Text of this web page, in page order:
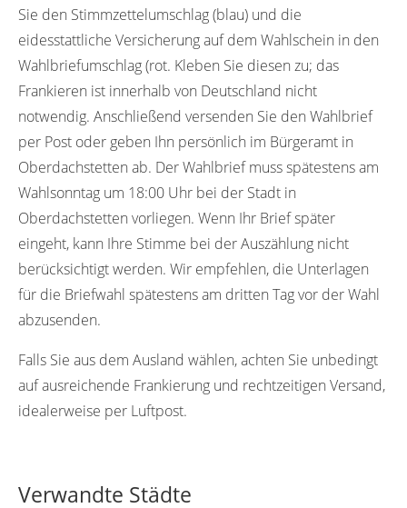
Sie den Stimmzettelumschlag (blau) und die
eidesstattliche Versicherung auf dem Wahlschein in den
Wahlbriefumschlag (rot. Kleben Sie diesen zu; das
Frankieren ist innerhalb von Deutschland nicht
notwendig. Anschließend versenden Sie den Wahlbrief
per Post oder geben Ihn persönlich im Bürgeramt in
Oberdachstetten ab. Der Wahlbrief muss spätestens am
Wahlsonntag um 18:00 Uhr bei der Stadt in
Oberdachstetten vorliegen. Wenn Ihr Brief später
eingeht, kann Ihre Stimme bei der Auszählung nicht
berücksichtigt werden. Wir empfehlen, die Unterlagen
für die Briefwahl spätestens am dritten Tag vor der Wahl
abzusenden.
Falls Sie aus dem Ausland wählen, achten Sie unbedingt
auf ausreichende Frankierung und rechtzeitigen Versand,
idealerweise per Luftpost.
Verwandte Städte